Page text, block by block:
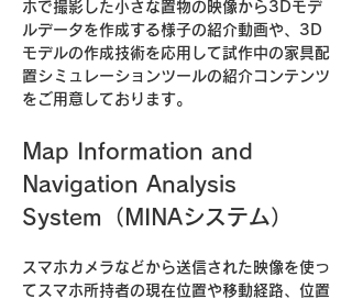
ホで撮影した小さな置物の映像から3Dモデ
ルデータを作成する様子の紹介動画や、3D
モデルの作成技術を応用して試作中の家具配
置シミュレーションツールの紹介コンテンツ
をご用意しております。
Map Information and
Navigation Analysis
System（MINAシステム）
スマホカメラなどから送信された映像を使っ
てスマホ所持者の現在位置や移動経路、位置